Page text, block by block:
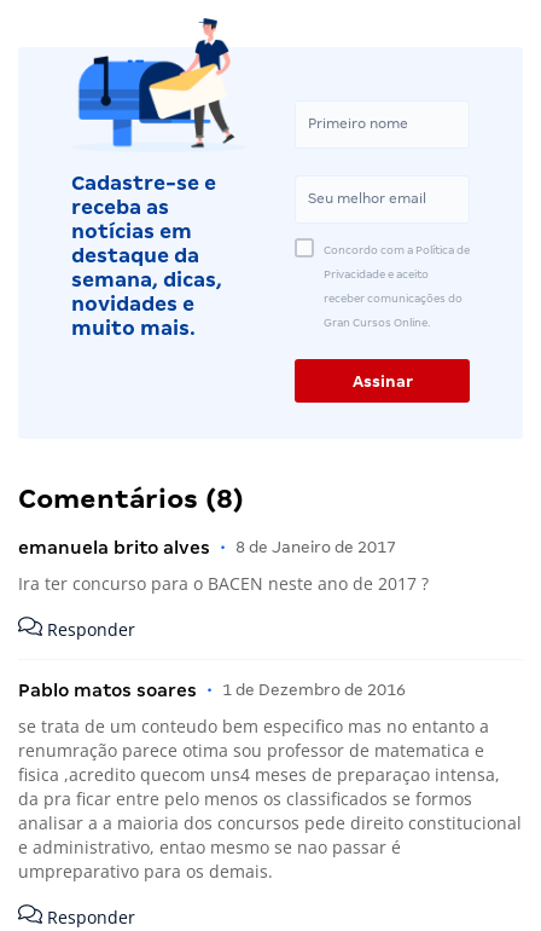
Cadastre-se e
receba as
notícias em
destaque da
semana, dicas,
novidades e
muito mais.
Concordo com a Política de
Privacidade e aceito
receber comunicações do
Gran Cursos Online.
Comentários (8)
emanuela brito alves • 8 de Janeiro de 2017
Ira ter concurso para o BACEN neste ano de 2017 ?
Responder
Pablo matos soares • 1 de Dezembro de 2016
se trata de um conteudo bem especifico mas no entanto a
renumração parece otima sou professor de matematica e
fisica ,acredito quecom uns4 meses de preparaçao intensa,
da pra ficar entre pelo menos os classificados se formos
analisar a a maioria dos concursos pede direito constitucional
e administrativo, entao mesmo se nao passar é
umpreparativo para os demais.
Responder